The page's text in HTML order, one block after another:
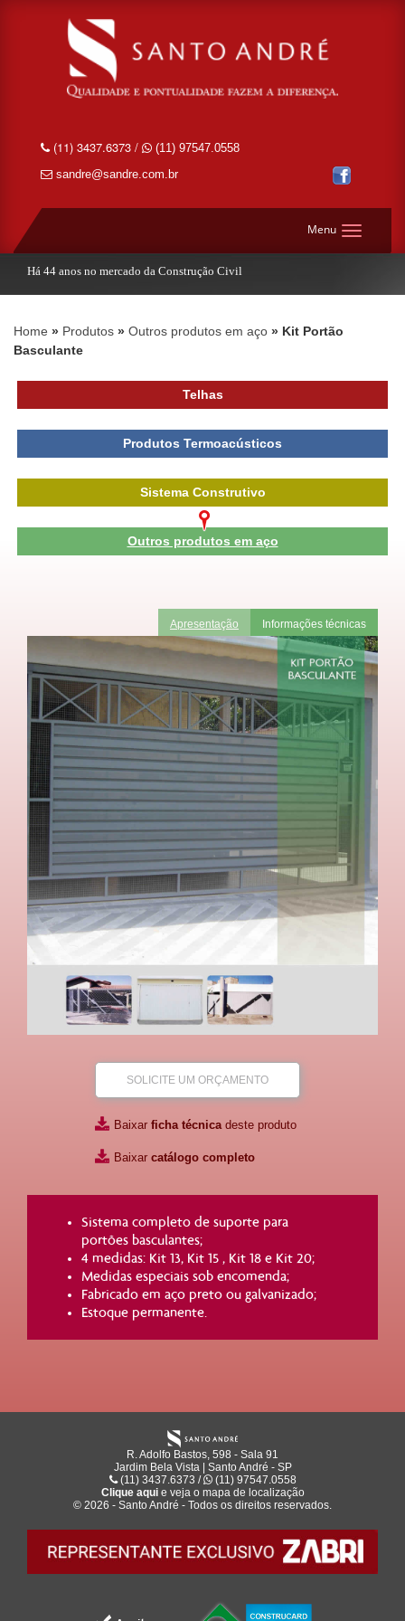
(11) 3437.6373 /
(11) 97547.0558
sandre@sandre.com.br
Menu
Há 44 anos no mercado da Construção Civil
Home Produtos Outros produtos em aço
Kit Portão
Basculante
Telhas
Produtos Termoacústicos
Sistema Construtivo
Outros produtos em aço
Apresentação Informações técnicas
SOLICITE UM ORÇAMENTO
Baixar ficha técnica deste produto
Baixar catálogo completo
Sistema completo de suporte para
portões basculantes;
4 medidas: Kit 13, Kit 15 , Kit 18 e Kit 20;
Medidas especiais sob encomenda;
Fabricado em aço preto ou galvanizado;
Estoque permanente.
R. Adolfo Bastos, 598 - Sala 91
Jardim Bela Vista | Santo André - SP
(11) 3437.6373 /
(11) 97547.0558
Clique aquie veja o mapa de localização
© 2026 - Santo André - Todos os direitos reservados.